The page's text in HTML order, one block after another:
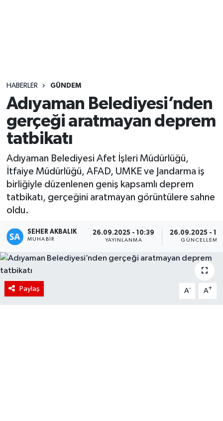
HABERLER GÜNDEM
Adıyaman Belediyesi’nden
gerçeği aratmayan deprem
tatbikatı
Adıyaman Belediyesi Afet İşleri Müdürlüğü,
İtfaiye Müdürlüğü, AFAD, UMKE ve Jandarma iş
birliğiyle düzenlenen geniş kapsamlı deprem
tatbikatı, gerçeğini aratmayan görüntülere sahne
oldu.
SEHER AKBALIK
MUHABIR
26.09.2025 - 10:39
YAYINLANMA
26.09.2025 -
GÜNCELLEME
Paylaş A- A+
Yaşam